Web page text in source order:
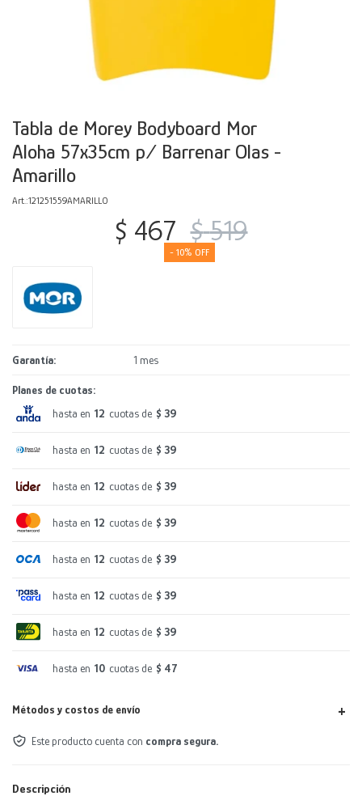
Tabla de Morey Bodyboard Mor
Aloha 57x35cm p/ Barrenar Olas -
Amarillo
121251559AMARILLO
$ 467 $ 519
10
Garantía 1 mes
Planes de cuotas:
hasta en 12 cuotas de $ 39
hasta en 12 cuotas de $ 39
hasta en 12 cuotas de $ 39
hasta en 12 cuotas de $ 39
hasta en 12 cuotas de $ 39
hasta en 12 cuotas de $ 39
hasta en 12 cuotas de $ 39
hasta en 10 cuotas de $ 47
Métodos y costos de envío
Este producto cuenta con compra segura.
Descripción
Calefactores
Acolchados y Frazadas
Accesorios para el hogar
Muebles Infantiles